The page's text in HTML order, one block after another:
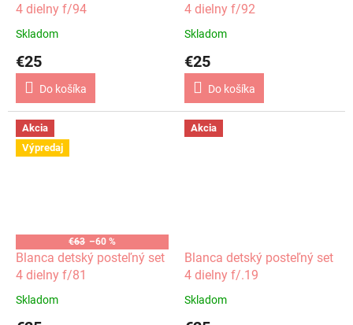
4 dielny f/94
Skladom
€25
Do košíka
4 dielny f/92
Skladom
€25
Do košíka
Akcia
Výpredaj
€63 –60 %
Blanca detský posteľný set
4 dielny f/81
Skladom
Akcia
Blanca detský posteľný set
4 dielny f/.19
Skladom